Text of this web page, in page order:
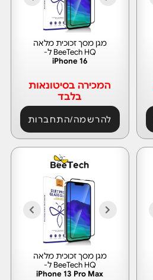
מגן מסך זכוכית מלאה
BeeTech HQ ל-
iPhone 16
המכירה בסיטונאות
בלבד
להרשמה/התחברות
מגן מסך זכוכית מלאה
BeeTech HQ ל-
iPhone 13 Pro Max